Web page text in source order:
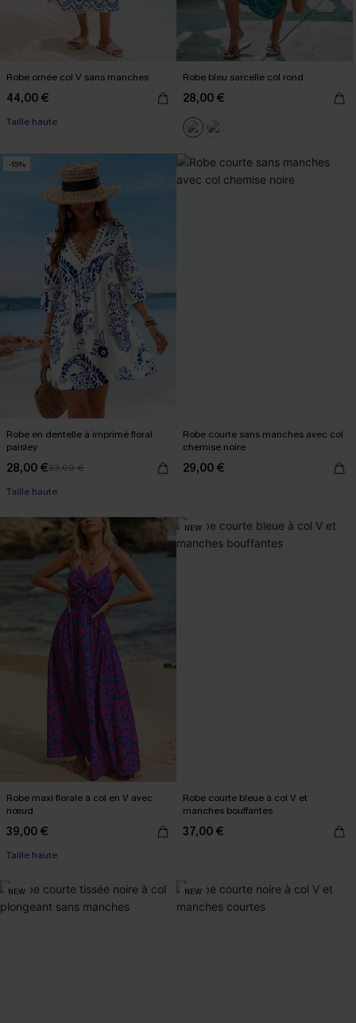
Robe ornée col V sans manches
44,00 €
Taille haute
Robe bleu sarcelle col rond
28,00 €
-15%
Robe en dentelle à imprimé floral
paisley
28,00 €33,00 €
Taille haute
Robe courte sans manches avec col
chemise noire
29,00 €
Robe maxi florale à col en V avec
nœud
39,00 €
Taille haute
NEW
Robe courte bleue à col V et
manches bouffantes
37,00 €
NEW NEW